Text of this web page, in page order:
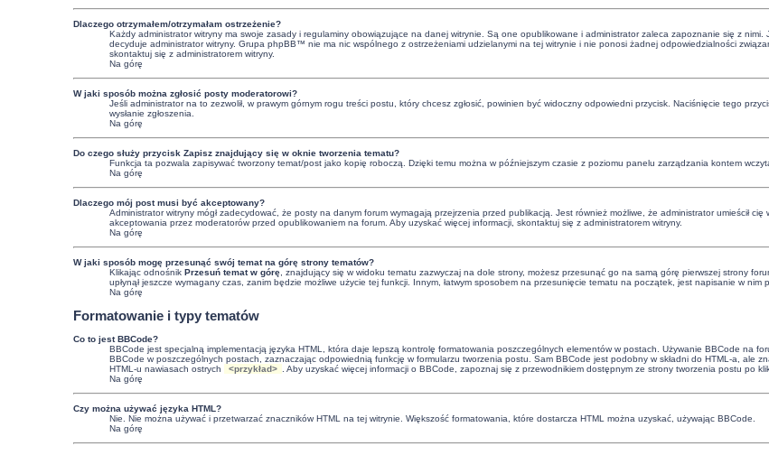
Dlaczego otrzymałem/otrzymałam ostrzeżenie?
Każdy administrator witryny ma swoje zasady i regulaminy obowiązujące na danej witrynie. Są one opublikowane i administrator zaleca zapoznanie się z
decyduje administrator witryny. Grupa phpBB™ nie ma nic wspólnego z ostrzeżeniami udzielanymi na tej witrynie i nie ponosi żadnej odpowiedzialności
skontaktuj się z administratorem witryny.
Na górę
W jaki sposób można zgłosić posty moderatorowi?
Jeśli administrator na to zezwolił, w prawym górnym rogu treści postu, który chcesz zgłosić, powinien być widoczny odpowiedni przycisk. Naciśnięcie tego
wysłanie zgłoszenia.
Na górę
Do czego służy przycisk Zapiszznajdujący się w oknie tworzenia tematu?
Funkcja ta pozwala zapisywać tworzony temat/post jako kopię roboczą. Dzięki temu można w późniejszym czasie z poziomu panelu zarządzania kontem
Na górę
Dlaczego mój post musi być akceptowany?
Administrator witryny mógł zadecydować, że posty na danym forum wymagają przejrzenia przed publikacją. Jest również możliwe, że administrator umieścił
akceptowania przez moderatorów przed opublikowaniem na forum. Aby uzyskać więcej informacji, skontaktuj się z administratorem witryny.
Na górę
W jaki sposób mogę przesunąć swój temat na górę strony tematów?
Klikając odnośnik Przesuń temat w górę, znajdujący się w widoku tematu zazwyczaj na dole strony, możesz przesunąć go na samą górę pierwszej strony
upłynął jeszcze wymagany czas, zanim będzie możliwe użycie tej funkcji. Innym, łatwym sposobem na przesunięcie tematu na początek, jest napisanie w
Na górę
Formatowanie i typy tematów
Co to jest BBCode?
BBCode jest specjalną implementacją języka HTML, która daje lepszą kontrolę formatowania poszczególnych elementów w postach. Używanie BBCode na
BBCode w poszczególnych postach, zaznaczając odpowiednią funkcję w formularzu tworzenia postu. Sam BBCode jest podobny w składni do HTML-a, ale
HTML-u nawiasach ostrych
<przykład> . Aby uzyskać więcej informacji o BBCode, zapoznaj się z przewodnikiem dostępnym ze strony tworzenia postu po
Na górę
Czy można używać języka HTML?
Nie. Nie można używać i przetwarzać znaczników HTML na tej witrynie. Większość formatowania, które dostarcza HTML można uzyskać, używając BBCode.
Na górę